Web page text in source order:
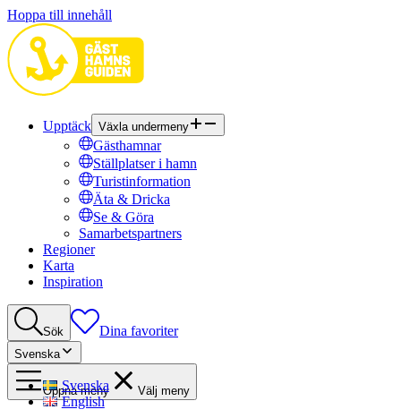
Hoppa till innehåll
Upptäck Växla undermeny
Gästhamnar
Ställplatser i hamn
Turistinformation
Äta & Dricka
Se & Göra
Samarbetspartners
Regioner
Karta
Inspiration
Sök Dina favoriter
Svenska
Svenska
English
Öppna meny Välj meny